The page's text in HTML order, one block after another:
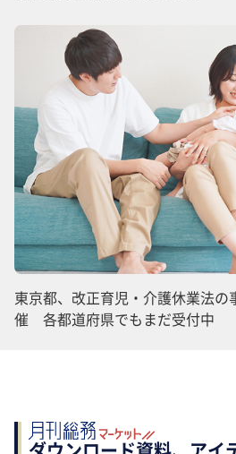
東京都、改正育児・介護休業法の
催 各都道府県でもまだ受付中